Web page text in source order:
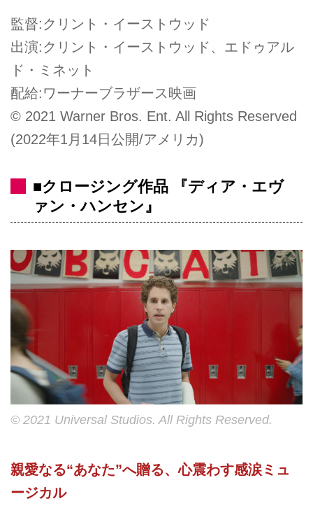
監督:クリント・イーストウッド
出演:クリント・イーストウッド、エドゥアル
ド・ミネット
配給:ワーナーブラザース映画
© 2021 Warner Bros. Ent. All Rights Reserved
(2022年1月14日公開/アメリカ)
■クロージング作品 『ディア・エヴ
ァン・ハンセン』
© 2021 Universal Studios. All Rights Reserved.
親愛なる“あなた”へ贈る、心震わす感涙ミュ
ージカル